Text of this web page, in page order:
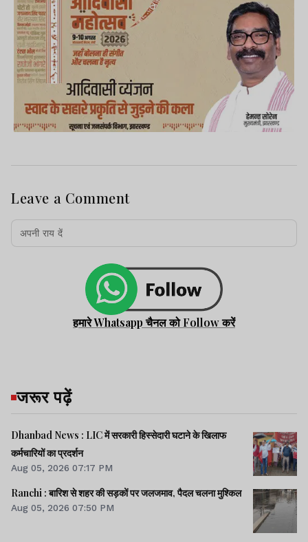
Leave a Comment
हमारे Whatsapp चैनल को Follow करें
जरूर पढ़ें
Dhanbad News : LIC में सरकारी हिस्सेदारी घटाने के खिलाफ
कर्मचारियों का प्रदर्शन
Aug 05, 2026 07:17 PM
Ranchi : बारिश से शहर की सड़कों पर जलजमाव, पैदल चलना मुश्किल
Aug 05, 2026 07:50 PM